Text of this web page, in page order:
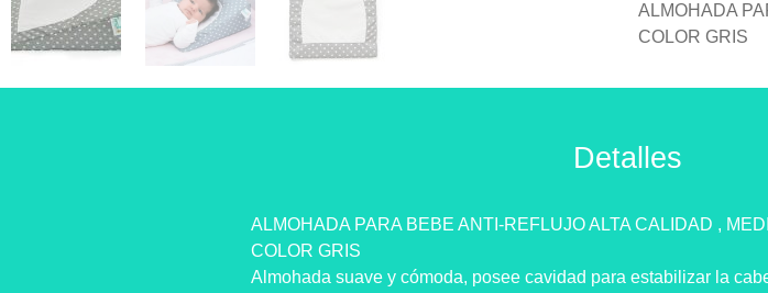
ALMOHADA
COLOR GRIS
Detalles
ALMOHADA PARA BEBE ANTI-REFLUJO ALTA CALIDAD ,
COLOR GRIS
Almohada suave y cómoda, posee cavidad para estabilizar la